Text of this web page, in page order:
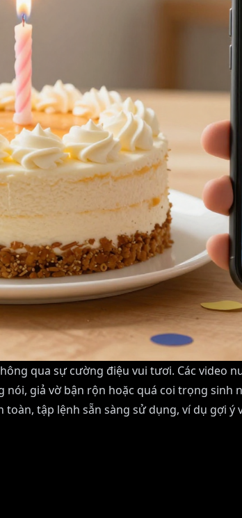
qua sự cường điệu vui tươi. Các video
giả vờ bận rộn hoặc quá coi trọng sinh
tập lệnh sẵn sàng sử dụng, ví dụ gợi ý